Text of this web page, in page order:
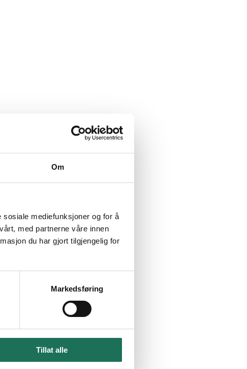
Om
mediefunksjoner og for å
med partnerne våre innen
du har gjort tilgjengelig for
Markedsføring
Tillat alle